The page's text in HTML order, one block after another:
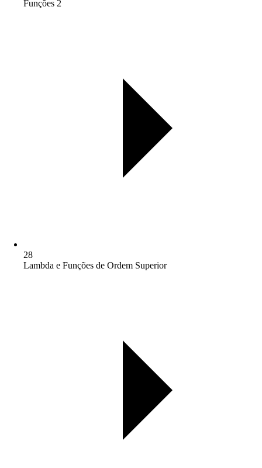
Funções 2
28
Lambda e Funções de Ordem Superior